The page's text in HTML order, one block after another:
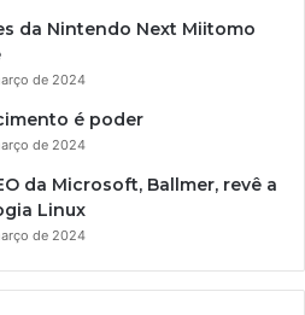
da Nintendo Next Miitomo
de 2024
é poder
de 2024
da Microsoft, Ballmer, revê a
Linux
de 2024